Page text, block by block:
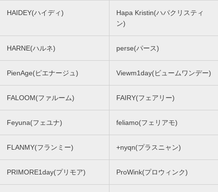
HAIDEY(ハイディ)
Hapa Kristin(ハパクリスティ
ン)
HARNE(ハルネ) perse(パース)
PienAge(ピエナージュ) Viewm1day(ビュームワンデー)
FALOOM(ファルーム) FAIRY(フェアリー)
Feyuna(フェユナ) feliamo(フェリアモ)
FLANMY(フランミー) +nyqn(プラスニャン)
PRIMORE1day(プリモア) ProWink(プロウィンク)